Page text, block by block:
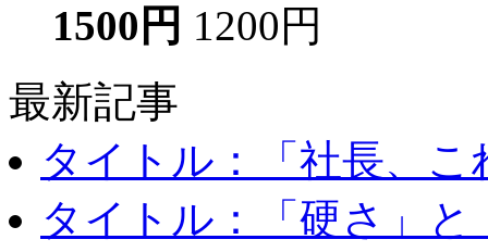
1500円 1200円
最新記事
タイトル：「社長、こ
タイトル：「硬さ」と